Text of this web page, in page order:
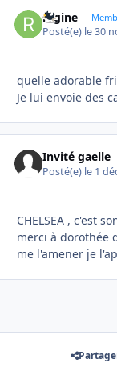
regine
Posté(e) le 30
quelle adorable
Je lui envoie des
Invité gaelle
Posté(e) le 1
CHELSEA , c'est
merci à dorothée
me l'amener je